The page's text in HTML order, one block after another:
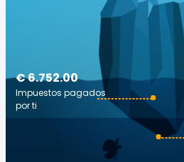
€ 6.752.00
Impuestos pagados
por ti